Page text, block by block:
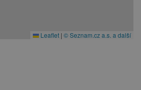
Leaflet | © Seznam.cz a.s. a další